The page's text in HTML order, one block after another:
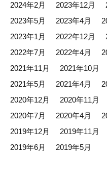
2024年2月
2023年12月
2023年5月
2023年4月
2023年1月
2022年12月
2022年7月
2022年4月
2021年11月
2021年10月
2021年5月
2021年4月
2020年12月
2020年11月
2020年7月
2020年4月
2019年12月
2019年11月
2019年6月
2019年5月